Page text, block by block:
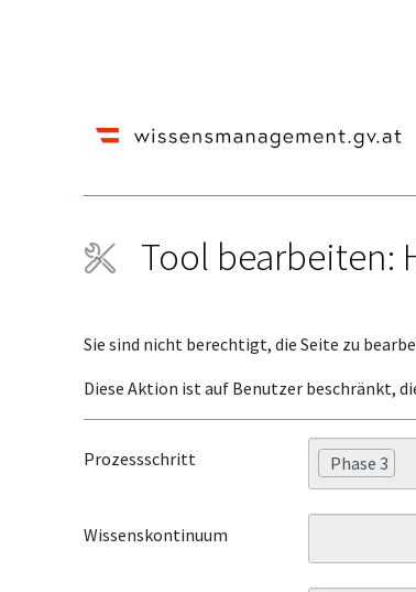
Tool bearbeiten:
Wechseln zu:Navigation, Suche
Sie sind nicht berechtigt, die Seite zu
Diese Aktion ist auf Benutzer beschränkt, die
Prozessschritt Phase 3
Wissenskontinuum